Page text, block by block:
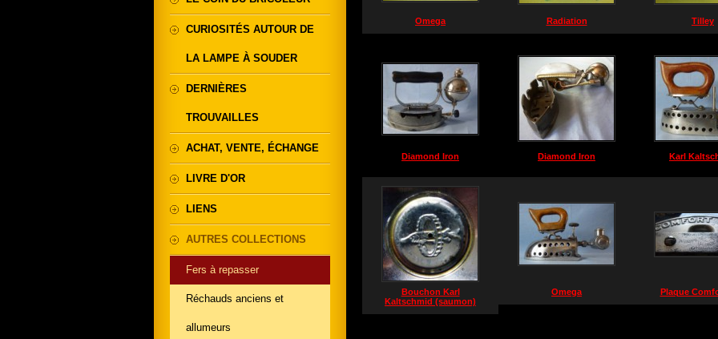
Omega Radiation Tilley
Diamond Iron Diamond Iron Karl
Bouchon Karl
Kaltschmid (saumon)
Omega Plaque
CURIOSITÉS AUTOUR DE
LA LAMPE À SOUDER
DERNIÈRES
TROUVAILLES
ACHAT, VENTE, ÉCHANGE
LIVRE D'OR
LIENS
AUTRES COLLECTIONS
Fers à repasser
Réchauds anciens et
allumeurs